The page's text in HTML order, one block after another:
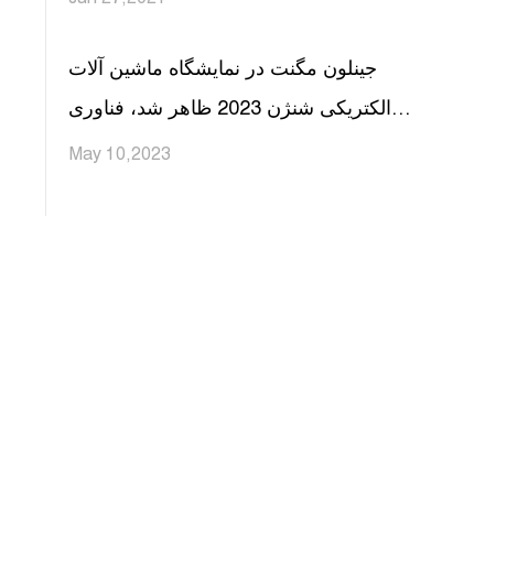
جینلون مگنت در نمایشگاه ماشین آلات
الکتریکی شنژن 2023 ظاهر شد، فناوری
هاردکور برای شعله ور کردن شتاب جدید
May 10,2023